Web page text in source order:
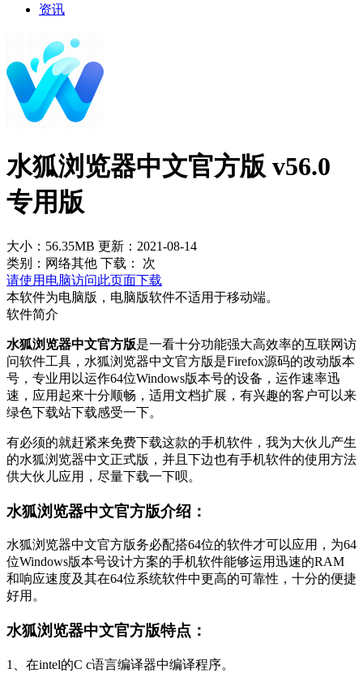
资讯
水狐浏览器中文官方版 v56.0
专用版
大小：56.35MB 更新：2021-08-14
类别：网络其他 下载：
次
请使用电脑访问此页面下载
本软件为电脑版，电脑版软件不适用于移动端。
软件简介
水狐浏览器中文官方版是一看十分功能强大高效率的互联网访
问软件工具，水狐浏览器中文官方版是Firefox源码的改动版本
号，专业用以运作64位Windows版本号的设备，运作速率迅
速，应用起來十分顺畅，适用文档扩展，有兴趣的客户可以来
绿色下载站下载感受一下。
有必须的就赶紧来免费下载这款的手机软件，我为大伙儿产生
的水狐浏览器中文正式版，并且下边也有手机软件的使用方法
供大伙儿应用，尽量下载一下呗。
水狐浏览器中文官方版介绍：
水狐浏览器中文官方版务必配搭64位的软件才可以应用，为64
位Windows版本号设计方案的手机软件能够运用迅速的RAM
和响应速度及其在64位系统软件中更高的可靠性，十分的便捷
好用。
水狐浏览器中文官方版特点：
1、在intel的C c语言编译器中编译程序。